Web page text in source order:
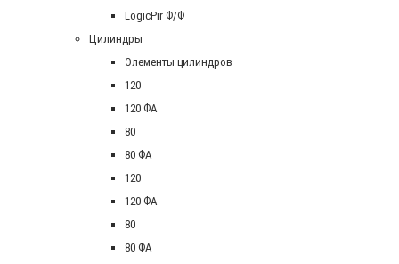
LogicPir Ф/Ф
Цилиндры
Элементы цилиндров
120
120 ФА
80
80 ФА
120
120 ФА
80
80 ФА